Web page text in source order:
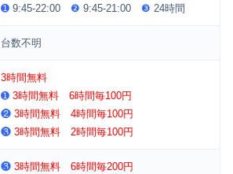
➊ 9:45-22:00 ❷ 9:45-21:00 ❸ 24時間
台数不明
3時間無料
➊ 3時間無料 6時間毎100円
❷ 3時間無料 4時間毎100円
❸ 3時間無料 2時間毎100円
❸ 3時間無料 6時間毎200円